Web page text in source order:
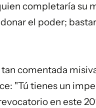
completaría su
el poder;
tan comentada
"Tú tienes un
en este